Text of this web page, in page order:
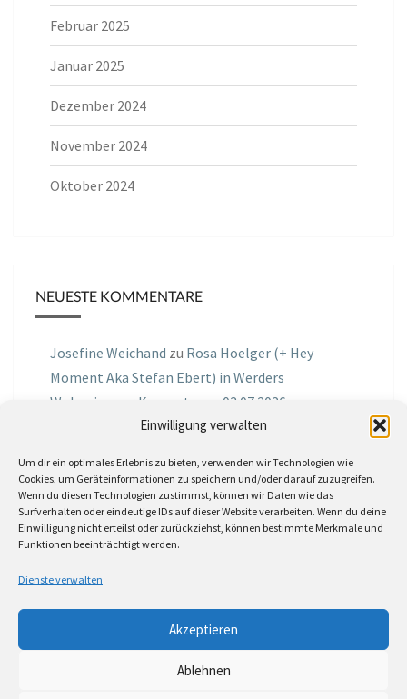
Einwilligung verwalten
Um dir ein optimales Erlebnis zu bieten, verwenden wir Technologien wie
Cookies, um Geräteinformationen zu speichern und/oder darauf zuzugreifen.
Wenn du diesen Technologien zustimmst, können wir Daten wie das
Surfverhalten oder eindeutige IDs auf dieser Website verarbeiten. Wenn du deine
Einwilligung nicht erteilst oder zurückziehst, können bestimmte Merkmale und
Funktionen beeinträchtigt werden.
Dienste verwalten
Akzeptieren
Ablehnen
Februar 2025
Januar 2025
Dezember 2024
November 2024
Oktober 2024
NEUESTE KOMMENTARE
Josefine Weichand zu Rosa Hoelger (+ Hey
Moment Aka Stefan Ebert) in Werders
Wohnzimmer Konzerte am 03.07.2026
Podcast Nr.01 vom 08.09.2025 mit Joe Astray
MIRI IN THE GREENzuMiri in the Green in der
Hemingway Lounge, am 30.05.2026
MollezuInterview mit dem Vinylexpress zum
8ten Vinylflohmarkt am 16.05.2026